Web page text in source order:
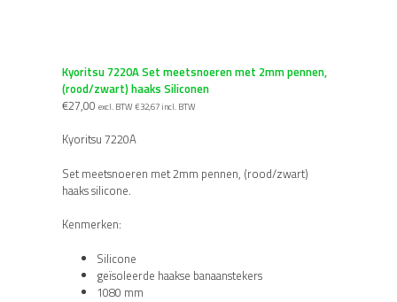
Kyoritsu 7220A Set meetsnoeren met 2mm pennen,
(rood/zwart) haaks Siliconen
€27,00 excl. BTW €32,67 incl. BTW
Kyoritsu 7220A
Set meetsnoeren met 2mm pennen, (rood/zwart)
haaks silicone.
Kenmerken:
Silicone
geïsoleerde haakse banaanstekers
1080 mm